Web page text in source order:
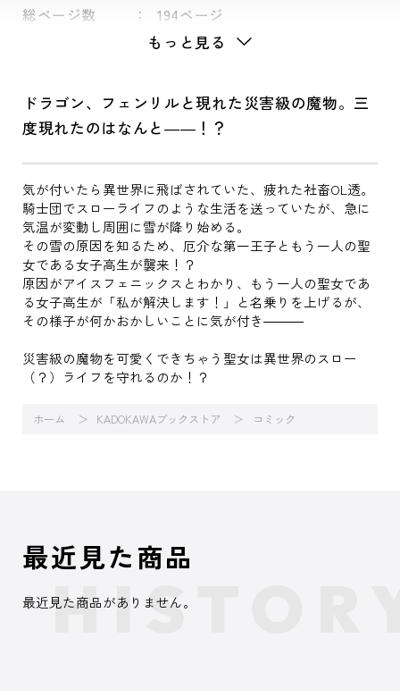
総ページ数 194ページ
もっと見る
ドラゴン、フェンリルと現れた災害級の魔物。三
度現れたのはなんと――！？
気が付いたら異世界に飛ばされていた、疲れた社畜OL透。
騎士団でスローライフのような生活を送っていたが、急に
気温が変動し周囲に雪が降り始める。
その雪の原因を知るため、厄介な第一王子ともう一人の聖
女である女子高生が襲来！？
原因がアイスフェニックスとわかり、もう一人の聖女であ
る女子高生が「私が解決します！」と名乗りを上げるが、
その様子が何かおかしいことに気が付き―――
災害級の魔物を可愛くできちゃう聖女は異世界のスロー
（？）ライフを守れるのか！？
ホーム KADOKAWAブックストア コミック
最近見た商品
最近見た商品がありません。